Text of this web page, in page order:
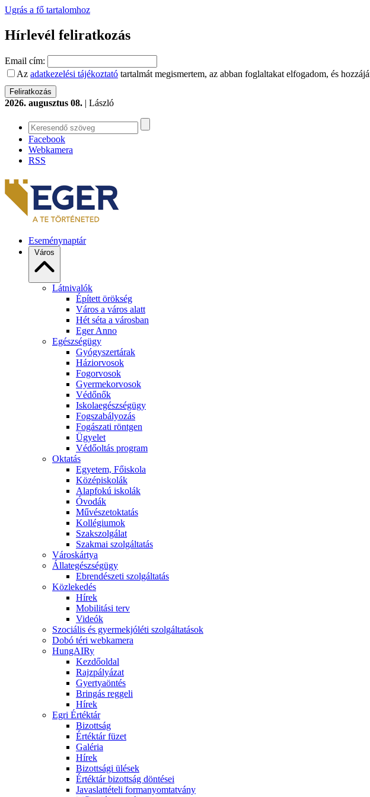
Ugrás a fő tartalomhoz
Hírlevél feliratkozás
Email cím:
Az adatkezelési tájékoztató tartalmát megismertem, az abban foglaltakat elfogadom, és
2026. augusztus 08. | László
Facebook
Webkamera
RSS
Eseménynaptár
Város
Látnivalók
Épített örökség
Város a város alatt
Hét séta a városban
Eger Anno
Egészségügy
Gyógyszertárak
Háziorvosok
Fogorvosok
Gyermekorvosok
Védőnők
Iskolaegészségügy
Fogszabályozás
Fogászati röntgen
Ügyelet
Védőoltás program
Oktatás
Egyetem, Főiskola
Középiskolák
Alapfokú iskolák
Óvodák
Művészetoktatás
Kollégiumok
Szakszolgálat
Szakmai szolgáltatás
Városkártya
Állategészségügy
Ebrendészeti szolgáltatás
Közlekedés
Hírek
Mobilitási terv
Videók
Szociális és gyermekjóléti szolgáltatások
Dobó téri webkamera
HungAIRy
Kezdőoldal
Rajzpályázat
Gyertyaöntés
Bringás reggeli
Hírek
Egri Értéktár
Bizottság
Értéktár füzet
Galéria
Hírek
Bizottsági ülések
Értéktár bizottság döntései
Javaslattételi formanyomtatvány